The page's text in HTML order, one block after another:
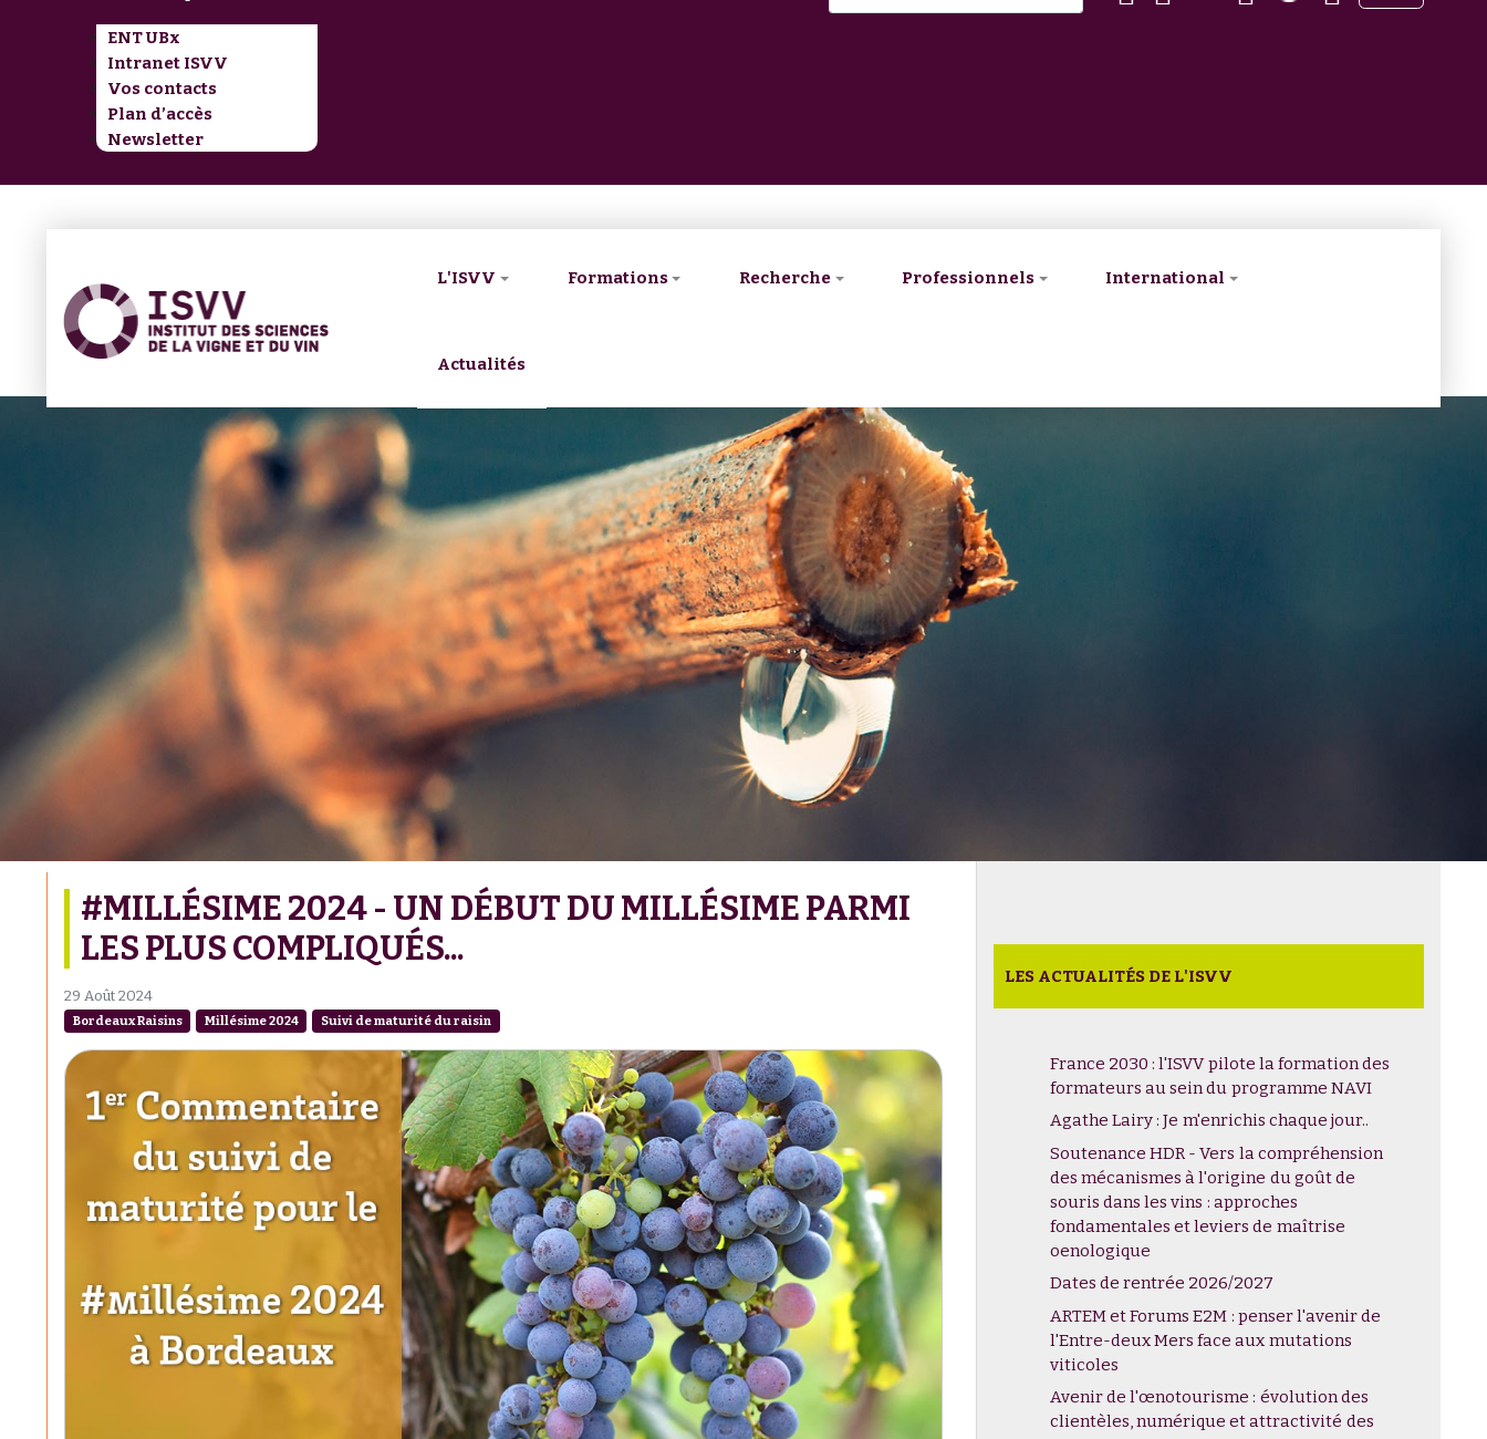
ENT UBx
Intranet ISVV
Vos contacts
Plan d’accès
Newsletter
L'ISVV Formations Recherche Professionnels International
Actualités
#MILLÉSIME 2024 - UN DÉBUT DU MILLÉSIME PARMI
LES PLUS COMPLIQUÉS...
29 Août 2024
Bordeaux Raisins Millésime 2024 Suivi de maturité du raisin
LES ACTUALITÉS DE L'ISVV
France 2030 : l'ISVV pilote la formation des
formateurs au sein du programme NAVI
Agathe Lairy : Je m'enrichis chaque jour..
Soutenance HDR - Vers la compréhension
des mécanismes à l'origine du goût de
souris dans les vins : approches
fondamentales et leviers de maîtrise
oenologique
Dates de rentrée 2026/2027
ARTEM et Forums E2M : penser l'avenir de
l'Entre-deux Mers face aux mutations
viticoles
Avenir de l'œnotourisme : évolution des
clientèles, numérique et attractivité des